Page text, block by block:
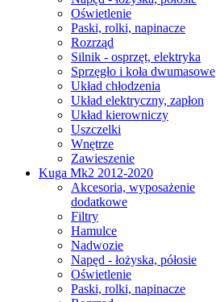
Oświetlenie
Paski, rolki, napinacze
Rozrząd
Silnik - osprzęt, elektryka
Sprzęgło i koła dwumasowe
Układ chłodzenia
Układ elektryczny, zapłon
Układ kierowniczy
Uszczelki
Wnętrze
Zawieszenie
Kuga Mk2 2012-2020
Akcesoria, wyposażenie
dodatkowe
Filtry
Hamulce
Nadwozie
Napęd - łożyska, półosie
Oświetlenie
Paski, rolki, napinacze